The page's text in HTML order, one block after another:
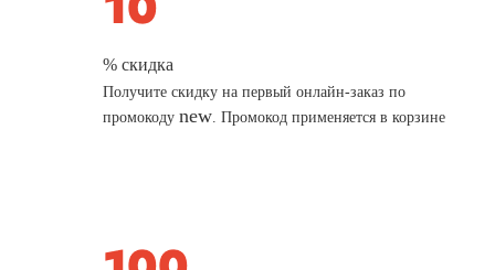
% скидка
Получите скидку на первый онлайн-заказ по
промокодуnew. Промокод применяется в корзине